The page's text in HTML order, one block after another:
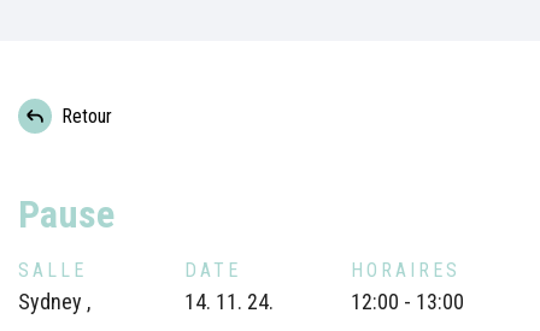
Retour
Pause
SALLE
Sydney ,
DATE
14. 11. 24.
HORAIRES
12:00 - 13:00